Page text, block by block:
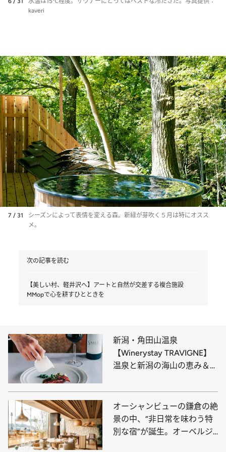
kaveri
7 / 31
シーズンによって表情を変える森。新緑が芽吹く５月は特にオスス
メ。
次の記事を読む
【美しい村、軽井沢へ】アートと自然が交差する複合施設
MMopで心を耕すひとときを
新潟・角田山温泉
【Winerystay TRAVIGNE】
温泉と新潟の海山の恵み＆カ
養えば、心も体も元気にな
る！
オーシャンビューの鎌倉の絶
景の中、“非日常を味わう特
別な宿”が誕生。オーベルジ